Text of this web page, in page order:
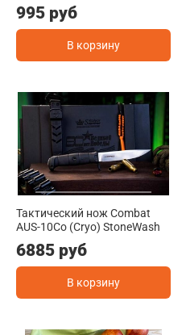
995 руб
В корзину
Тактический нож Combat
AUS-10Co (Cryo) StoneWash
6885 руб
В корзину